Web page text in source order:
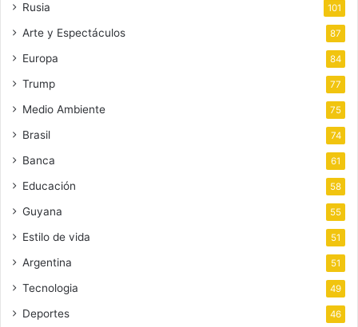
Rusia 101
Arte y Espectáculos 87
Europa 84
Trump 77
Medio Ambiente 75
Brasil 74
Banca 61
Educación 58
Guyana 55
Estilo de vida 51
Argentina 51
Tecnologia 49
Deportes 46